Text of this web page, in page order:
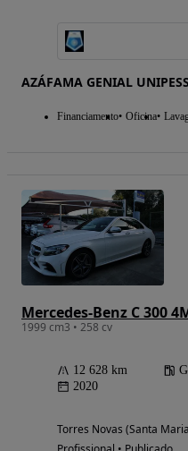
AZÁFAMA GENIAL
Financiamento Oficina
1999 cm3 • 258 cv
12 628 km
2020
Torres Novas (Santa